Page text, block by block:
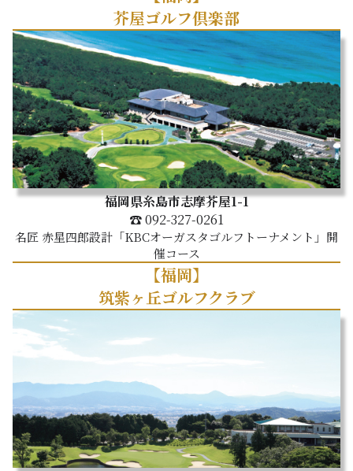
芥屋ゴルフ倶楽部
福岡県糸島市志摩芥屋1-1
☎ 092-327-0261
名匠 赤星四郎設計「KBCオーガスタゴルフトーナメント」開
催コース
【福岡】
筑紫ヶ丘ゴルフクラブ